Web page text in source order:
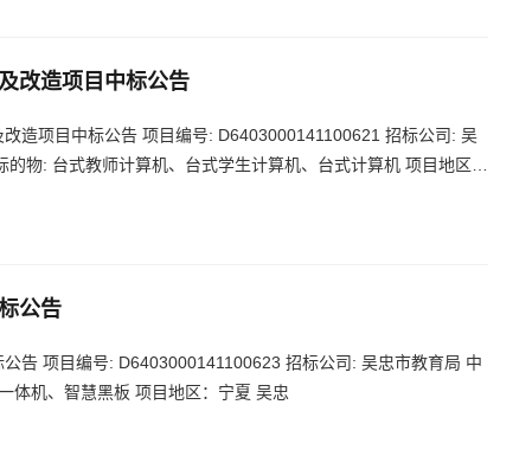
改造项目中标公告
造项目中标公告 项目编号: D6403000141100621 招标公司: 吴
物: 台式教师计算机、台式学生计算机、台式计算机 项目地区：
公告
告 项目编号: D6403000141100623 招标公司: 吴忠市教育局 中
体机、智慧黑板 项目地区：宁夏 吴忠